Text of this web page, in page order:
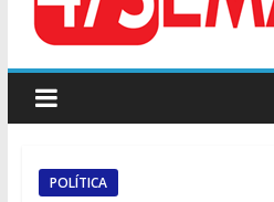
Tras la aprobación de la ley de
apuntó: “Vino un poco endiablada”
de propiedad privada
POLÍTICA